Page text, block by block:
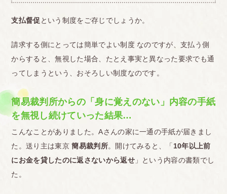
支払督促 という制度をご存じでしょうか。
請求する側にとっては簡単でよい制度 なのですが、支払う側
からすると、無視した場合、たとえ事実と異なった要求でも通
ってしまうという、おそろしい制度なのです。
簡易裁判所からの「身に覚えのない」内容の手紙
を無視し続けていった結果…
こんなことがありました。Aさんの家に一通の手紙が届きまし
た。送り主は東京簡易裁判所。開けてみると、「 10年以上前
にお金を貸したのに返さないから返せ」という内容の書類でし
た。